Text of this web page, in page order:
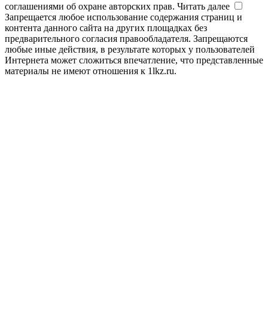
соглашениями об охране авторских прав. Читать далее
Запрещается любое использование содержания страниц и
контента данного сайта на других площадках без
предварительного согласия правообладателя. Запрещаются
любые иные действия, в результате которых у пользователей
Интернета может сложиться впечатление, что представленные
материалы не имеют отношения к 1lkz.ru.